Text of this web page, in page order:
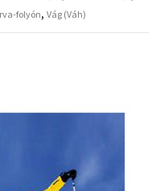
folyón,Vág (Váh)